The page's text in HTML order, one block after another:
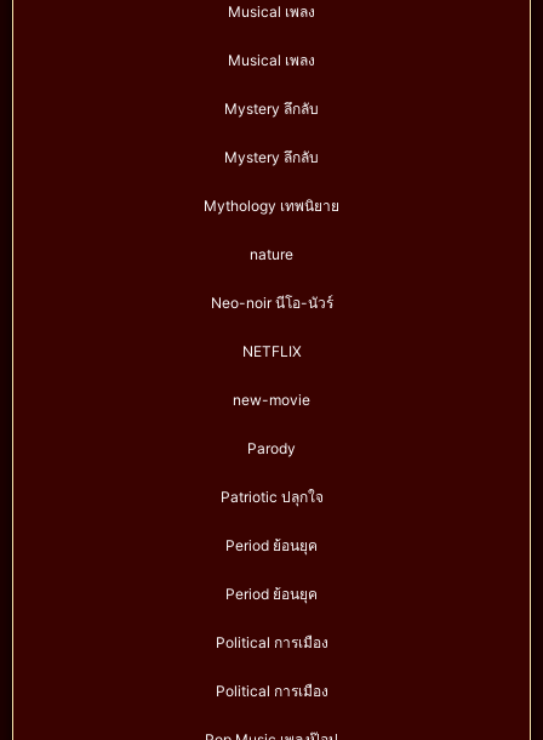
Musical เพลง
Musical เพลง
Mystery ลึกลับ
Mystery ลึกลับ
Mythology เทพนิยาย
nature
Neo-noir นีโอ-นัวร์
NETFLIX
new-movie
Parody
Patriotic ปลุกใจ
Period ย้อนยุค
Period ย้อนยุค
Political การเมือง
Political การเมือง